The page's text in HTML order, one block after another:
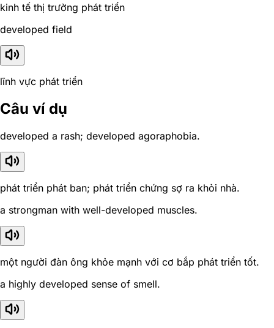
kinh tế thị trường phát triển
developed field
lĩnh vực phát triển
Câu ví dụ
developed a rash; developed agoraphobia.
phát triển phát ban; phát triển chứng sợ ra khỏi nhà.
a strongman with well-developed muscles.
một người đàn ông khỏe mạnh với cơ bắp phát triển tốt.
a highly developed sense of smell.